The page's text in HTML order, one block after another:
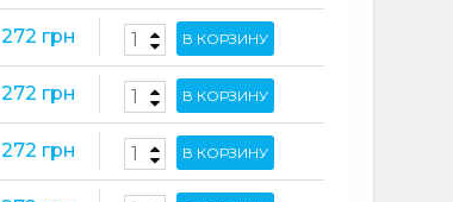
272 грн В КОРЗИНУ
272 грн В КОРЗИНУ
272 грн В КОРЗИНУ